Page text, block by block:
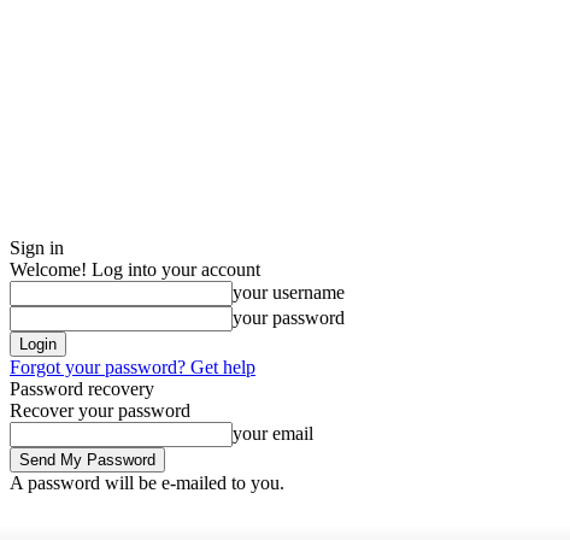
Sign in
Welcome! Log into your account
your username
your password
Forgot your password? Get help
Password recovery
Recover your password
your email
A password will be e-mailed to you.